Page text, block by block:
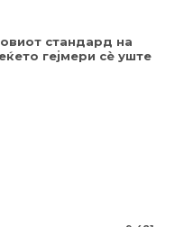
стандард на
гејмери ​​сè уште